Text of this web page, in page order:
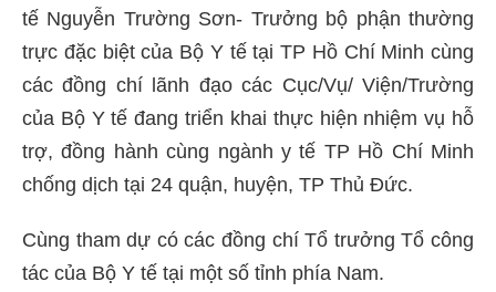
tế Nguyễn Trường Sơn- Trưởng bộ phận thường
trực đặc biệt của Bộ Y tế tại TP Hồ Chí Minh cùng
các đồng chí lãnh đạo các Cục/Vụ/ Viện/Trường
của Bộ Y tế đang triển khai thực hiện nhiệm vụ hỗ
trợ, đồng hành cùng ngành y tế TP Hồ Chí Minh
chống dịch tại 24 quận, huyện, TP Thủ Đức.
Cùng tham dự có các đồng chí Tổ trưởng Tổ công
tác của Bộ Y tế tại một số tỉnh phía Nam.